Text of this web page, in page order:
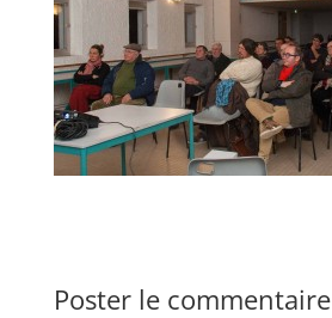
Poster le commentaire